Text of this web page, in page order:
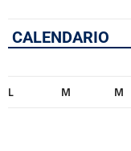
CALENDARIO
L M M